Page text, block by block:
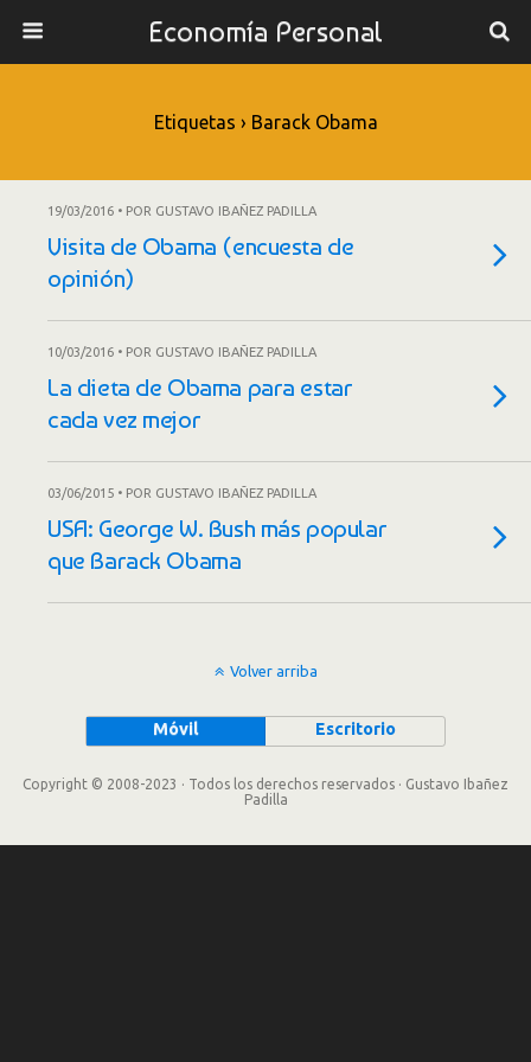
Economía Personal
Etiquetas › Barack Obama
19/03/2016 • POR GUSTAVO IBAÑEZ PADILLA
Visita de Obama (encuesta de
opinión)
10/03/2016 • POR GUSTAVO IBAÑEZ PADILLA
La dieta de Obama para estar
cada vez mejor
03/06/2015 • POR GUSTAVO IBAÑEZ PADILLA
USA: George W. Bush más popular
que Barack Obama
Volver arriba
Móvil Escritorio
Copyright © 2008-2023 · Todos los derechos reservados · Gustavo Ibañez
Padilla